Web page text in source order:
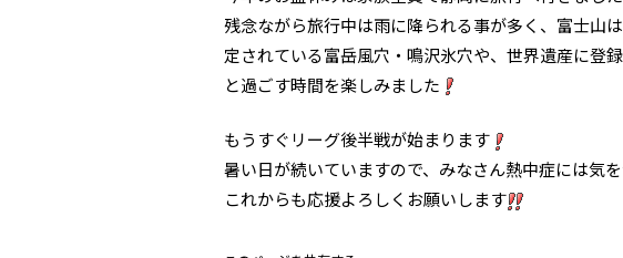
残念ながら旅行中は雨に降られる事が多く、富士山
定されている富岳風穴・鳴沢氷穴や、世界遺産に登
と過ごす時間を楽しみました
もうすぐリーグ後半戦が始まります
暑い日が続いていますので、みなさん熱中症には気
これからも応援よろしくお願いします